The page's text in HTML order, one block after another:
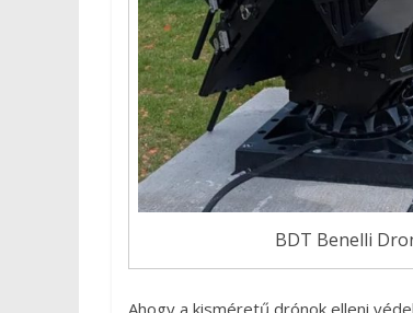
BDT Benelli
Ahogy a kisméretű drónok elleni